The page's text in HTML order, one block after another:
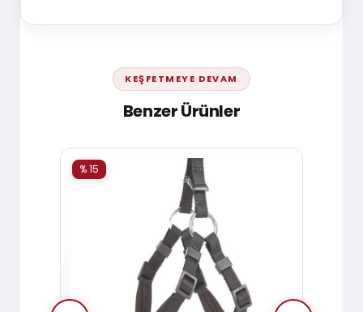
KEŞFETMEYE DEVAM
Benzer Ürünler
% 15